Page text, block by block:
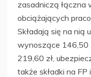
zasadniczą łączna
obciążających
Składają się na nią
wynoszące 146,50
219,60 zł,
także składki na